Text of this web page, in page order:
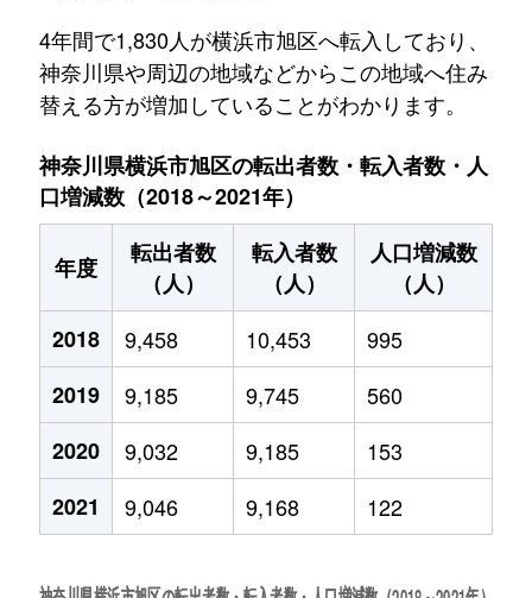
4年間で1,830人が横浜市旭区へ転入しており、
神奈川県や周辺の地域などからこの地域へ住み
替える方が増加していることがわかります。
神奈川県横浜市旭区の転出者数・転入者数・人
口増減数（2018～2021年）
年度
転出者数
（人）
転入者数
（人）
人口増減数
（人）
2018
9,458 10,453
995
2019
9,185 9,745
560
2020
9,032 9,185
153
2021
9,046 9,168 122